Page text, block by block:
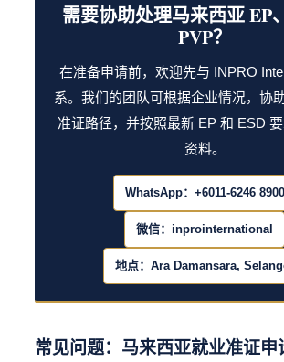
需要协助处理马来西亚 EP
PVP？
在准备申请前，欢迎先与 INPRO
系。我们的团队可根据企业情况，协
准证路径，并按照最新 EP 和 ESD
资料。
WhatsApp：+6011-6246 8900
微信：inprointernational
地点：Ara Damansara,
常见问题：马来西亚就业准证申